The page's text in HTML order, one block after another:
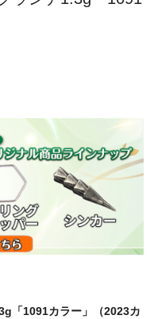
「1091カラー」（2023カ